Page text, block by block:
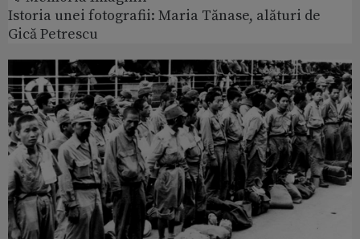
Istoria unei fotografii: Maria Tănase, alături de
Gică Petrescu